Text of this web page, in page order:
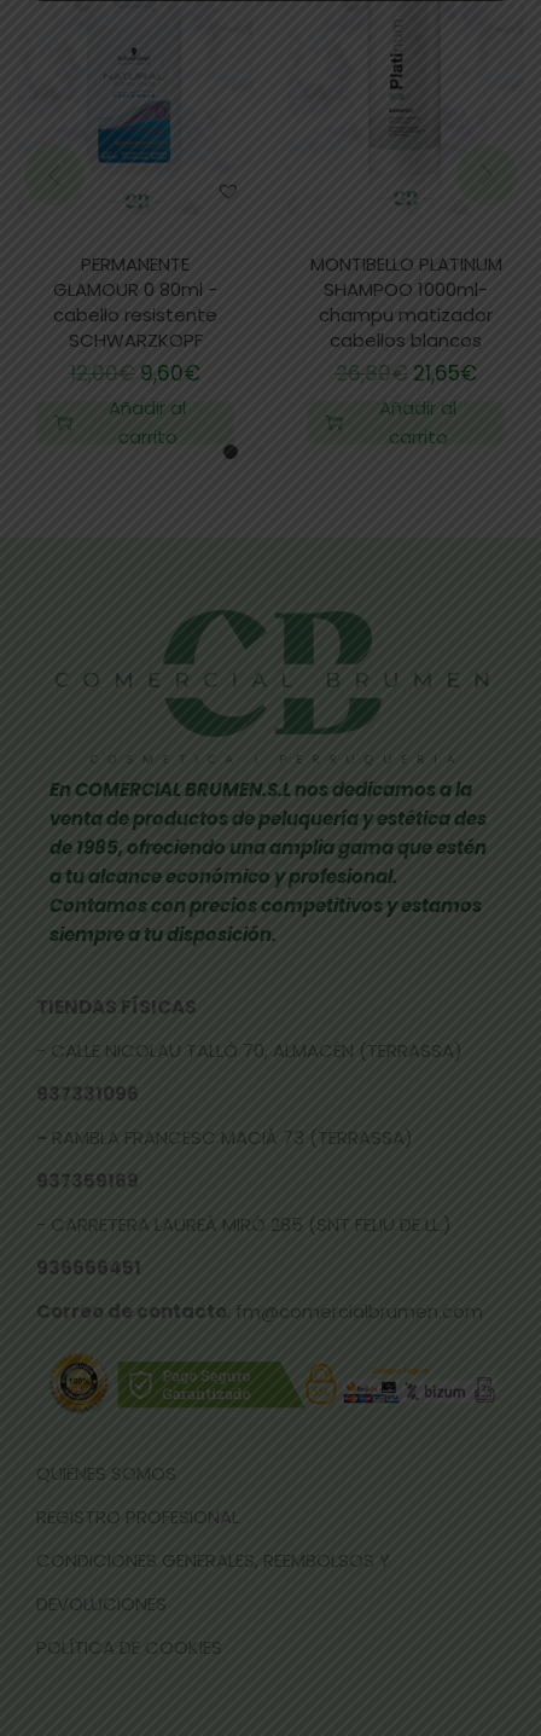
PERMANENTE
GLAMOUR 0 80ml -
cabello resistente
SCHWARZKOPF
12,00€ 9,60€
Añadir al
carrito
MONTIBELLO PLATINUM
SHAMPOO 1000ml-
champu matizador
cabellos blancos
26,80€ 21,65€
Añadir al
carrito
En COMERCIAL BRUMEN.S.L nos dedicamos a la
venta de productos de peluquería y estética des
de 1985, ofreciendo una amplia gama que estén
a tu alcance económico y profesional.
Contamos con precios competitivos y estamos
siempre a tu disposición.
TIENDAS FÍSICAS
- CALLE NICOLAU TALLÓ 70, ALMACÉN (TERRASSA)
937331096
- RAMBLA FRANCESC MACIÀ 73 (TERRASSA)
937359169
- CARRETERA LAUREÀ MIRÓ 285 (SNT FELIU DE LL.)
936666451
Correo de contacto: fm@comercialbrumen.com
QUIÉNES SOMOS
REGISTRO PROFESIONAL
CONDICIONES GENERALES, REEMBOLSOS Y
DEVOLUCIONES
POLÍTICA DE COOKIES